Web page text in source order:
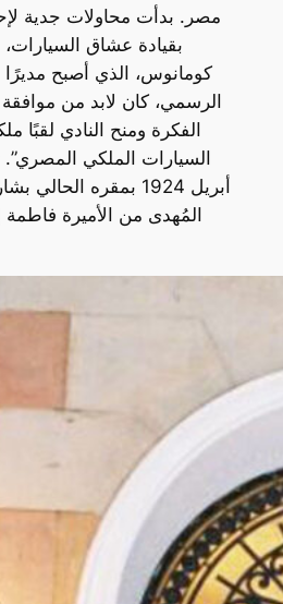
بقيادة عشاق
كومانوس، الذي أصبح مديرًا
الرسمي، كان لابد من موافقة
الفكرة ومنح النادي لقبًا
أبريل 1924 بمقره
المُهدى من الأميرة فاطمة